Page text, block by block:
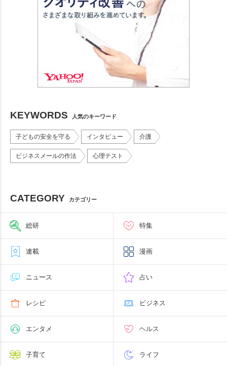
KEYWORDS 人気のキーワード
子どもの安全を守る インタビュー 介護
ビジネスメールの作法 心理テスト
CATEGORY カテゴリー
総研 特集
連載 漫画
ニュース 占い
レシピ ビジネス
エンタメ ヘルス
子育て ライフ